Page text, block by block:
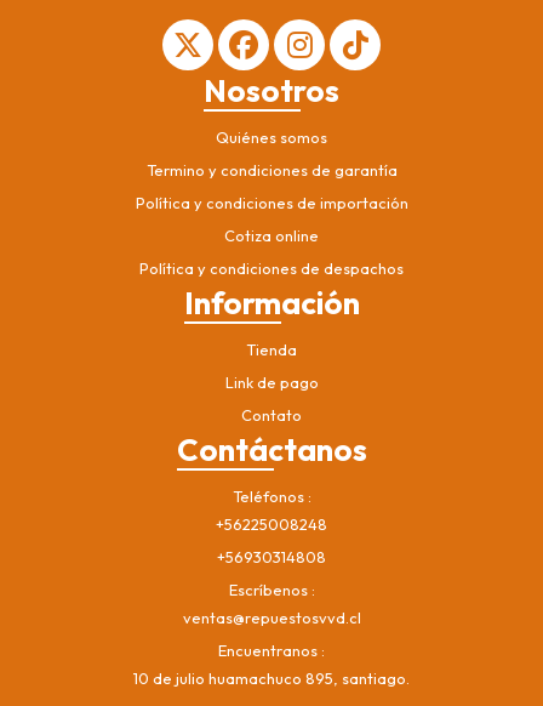
Nosotros
Quiénes somos
Termino y condiciones de garantía
Política y condiciones de importación
Cotiza online
Política y condiciones de despachos
Información
Tienda
Link de pago
Contato
Contáctanos
Teléfonos
+56225008248
+56930314808
Escríbenos
ventas@repuestosvvd.cl
Encuentranos
10 de julio huamachuco 895, santiago.